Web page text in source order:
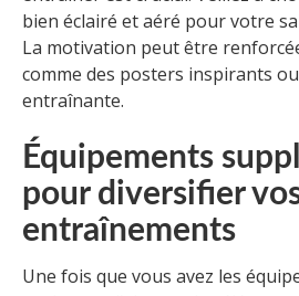
bien éclairé et aéré pour votre
La motivation peut être
comme des posters inspirants
entraînante.
Équipements
pour diversifier
entraînements
Une fois que vous avez les